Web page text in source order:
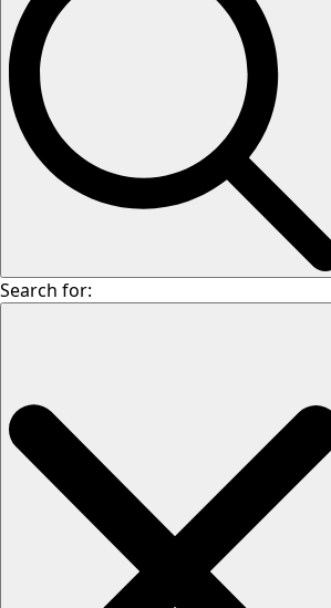
Search for: